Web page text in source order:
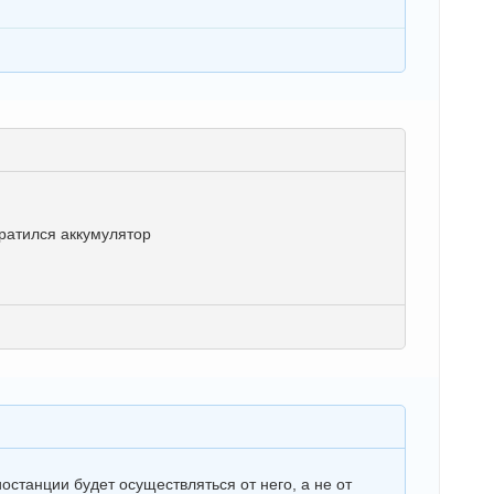
аккумулятор
будет осуществляться от него, а не от